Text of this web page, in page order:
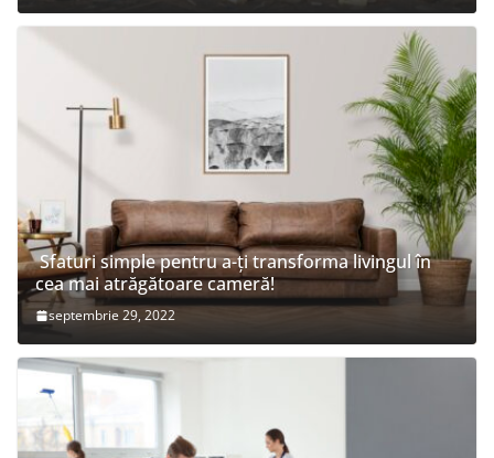
Sfaturi simple pentru a-ți transforma livingul în
cea mai atrăgătoare cameră!
septembrie 29, 2022